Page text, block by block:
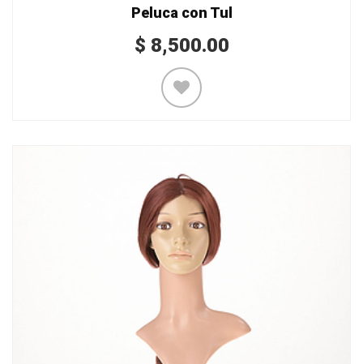
Peluca con Tul
$ 8,500.00